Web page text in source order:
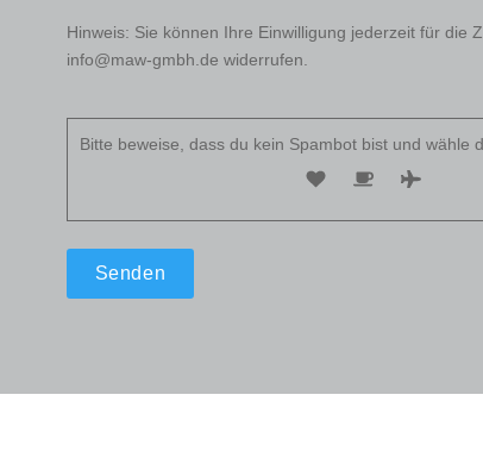
Hinweis: Sie können Ihre Einwilligung jederzeit für die
info@maw-gmbh.de widerrufen.
Bitte beweise, dass du kein Spambot bist und wähle